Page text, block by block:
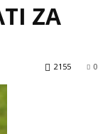
ZA
0
2155